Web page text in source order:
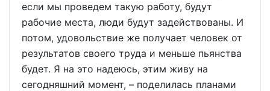
если мы проведем такую работу, будут
рабочие места, люди будут задействованы. И
потом, удовольствие же получает человек от
результатов своего труда и меньше пьянства
будет. Я на это надеюсь, этим живу на
сегодняшний момент, – поделилась планами